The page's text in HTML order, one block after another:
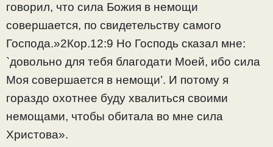
говорил, что сила Божия в немощи
совершается, по свидетельству самого
Господа.»2Кор.12:9 Но Господь сказал мне:
`довольно для тебя благодати Моей, ибо сила
Моя совершается в немощи’. И потому я
гораздо охотнее буду хвалиться своими
немощами, чтобы обитала во мне сила
Христова».